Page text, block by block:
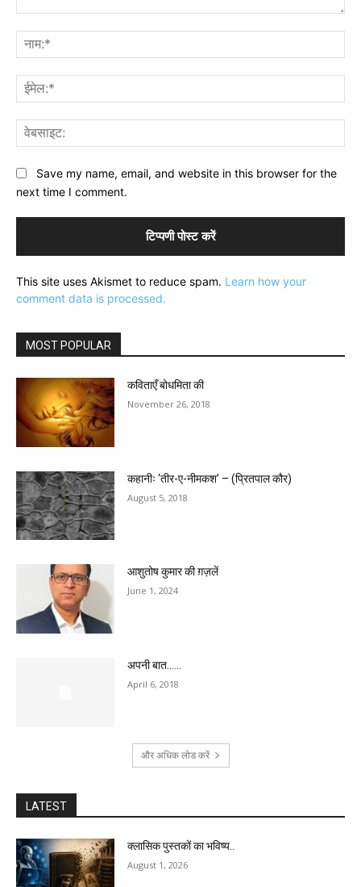
Save my name, email, and website in this browser for the
next time I comment.
This site uses Akismet to reduce spam. Learn how your
comment data is processed.
MOST POPULAR
कविताएँ बोधमिता की
November 26, 2018
कहानीः ‘तीर-ए-नीमकश’ – (प्रितपाल कौर)
August 5, 2018
आशुतोष कुमार की ग़ज़लें
June 1, 2024
अपनी बात……
April 6, 2018
और अधिक लोड करें
LATEST
क्लासिक पुस्तकों का भविष्य..
August 1, 2026